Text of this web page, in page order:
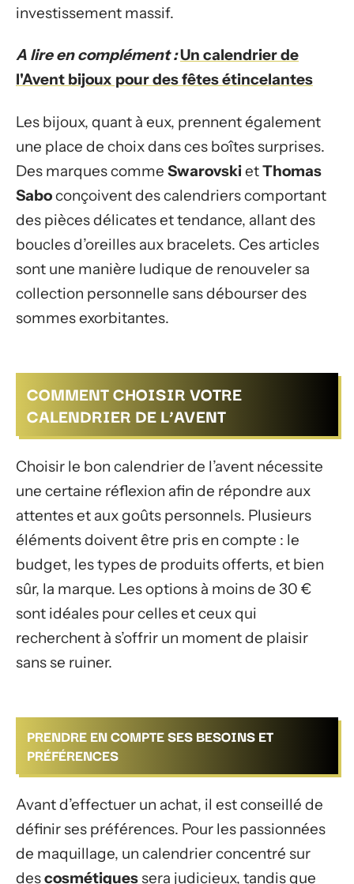
investissement massif.
A lire en complément :Un calendrier de
l'Avent bijoux pour des fêtes étincelantes
Les bijoux, quant à eux, prennent également
une place de choix dans ces boîtes surprises.
Des marques comme Swarovski etThomas
Saboconçoivent des calendriers comportant
des pièces délicates et tendance, allant des
boucles d’oreilles aux bracelets. Ces articles
sont une manière ludique de renouveler sa
collection personnelle sans débourser des
sommes exorbitantes.
COMMENT CHOISIR VOTRE
CALENDRIER DE L’AVENT
Choisir le bon calendrier de l’avent nécessite
une certaine réflexion afin de répondre aux
attentes et aux goûts personnels. Plusieurs
éléments doivent être pris en compte : le
budget, les types de produits offerts, et bien
sûr, la marque. Les options à moins de 30 €
sont idéales pour celles et ceux qui
recherchent à s’offrir un moment de plaisir
sans se ruiner.
PRENDRE EN COMPTE SES BESOINS ET
PRÉFÉRENCES
Avant d’effectuer un achat, il est conseillé de
définir ses préférences. Pour les passionnées
de maquillage, un calendrier concentré sur
descosmétiquessera judicieux, tandis que